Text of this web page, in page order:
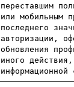
переставшим
или мобильным
последнего
авторизации,
обновления
иного
информационной